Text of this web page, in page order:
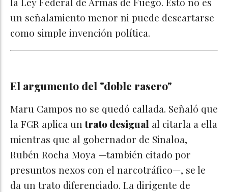
un señalamiento menor ni puede descartarse
como simple invención política.
El argumento del "doble rasero"
Maru Campos no se quedó callada. Señaló que
la FGR aplica un trato desigual al citarla a ella
mientras que al gobernador de Sinaloa,
Rubén Rocha Moya —también citado por
presuntos nexos con el narcotráfico—, se le
da un trato diferenciado. La dirigente de